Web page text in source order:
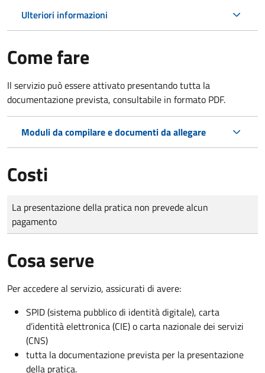
Ulteriori informazioni
Come fare
Il servizio può essere attivato presentando tutta la
documentazione prevista, consultabile in formato PDF.
Moduli da compilare e documenti da allegare
Costi
Tipo di pagamento
Importo
La presentazione della pratica non prevede alcun
pagamento
Cosa serve
Per accedere al servizio, assicurati di avere:
SPID (sistema pubblico di identità digitale), carta
d’identità elettronica (CIE) o carta nazionale dei servizi
(CNS)
tutta la documentazione prevista per la presentazione
della pratica.